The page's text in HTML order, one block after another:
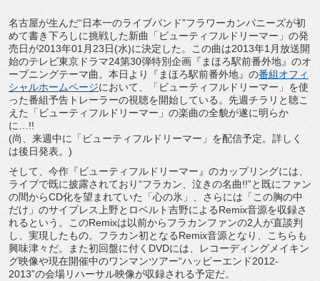
名古屋が生んだ“日本一のライブバンド”フラワーカンパニーズが初
めて書き下ろしに挑戦した新曲「ビューティフルドリーマー」の発
売日が2013年01月23日(水)に決定した。この曲は2013年1月放送開
始のテレビ東京ドラマ24第30弾特別企画『まほろ駅前番外地』のオ
ープニングテーマ曲。本日より『まほろ駅前番外地』の番組オフィ
シャルホームページにおいて、「ビューティフルドリーマー」を使
った番組予告トレーラーの視聴を開始している。先週チラリと聴こ
えた「ビューティフルドリーマー」の楽曲の全貌が遂に明らか
に…!!
(尚、来週中に「ビューティフルドリーマー」を配信予定。詳しく
は後日発表。)
そして、今作『ビューティフルドリーマー』のカップリングには、
ライブで既に披露されており“フラカン、泣きの名曲!!”と既にファン
の間からCD化を望まれていた「心の氷」、さらには「この胸の中
だけ」のサイプレス上野とロベルト吉野によるRemix音源を収録さ
れるという。このRemixは以前からフラカンファンの2人が直談判
し、実現したもの。フラカン初となるRemix音源となり、こちらも
興味津々だ。また初回盤に付くDVDには、レコーディングメイキン
グ映像や現在開催中のワンマンツアー“ハッピーエンド2012-
2013”の会場リハーサル映像が収録される予定だ。